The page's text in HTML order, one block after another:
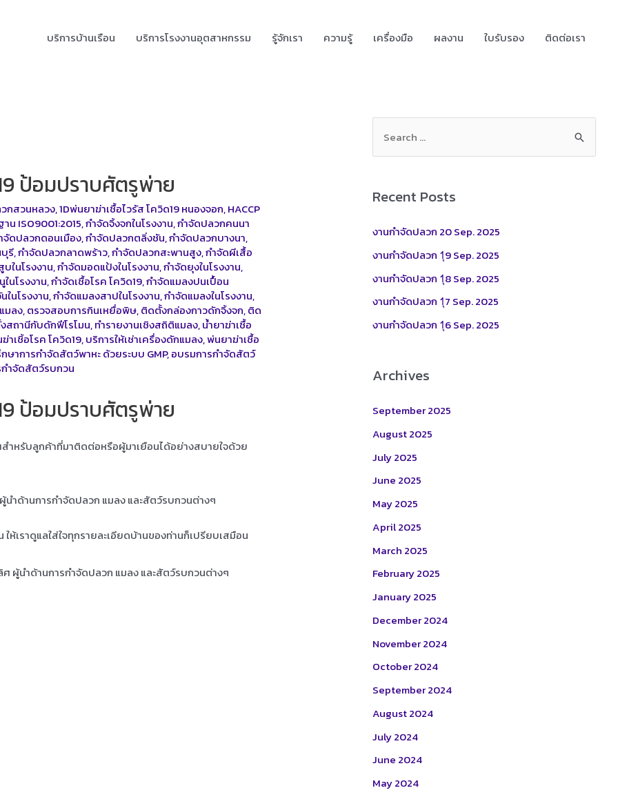
บริการบ้านเรือน บริการโรงงานอุตสาหกรรม รู้จักเรา ความรู้ เครื่องมือ ผลงาน ใบรับรอง ติดต่อเรา
ป้อมปราบศัตรูพ่าย
กสวนหลวง,1Dพ่นยาฆ่าเชื้อไวรัส โควิด19 หนองจอก,HACCP
น ISO9001:2015,กำจัดจิ้งจกในโรงงาน,กำจัดปลวกคนนา
จัดปลวกดอนเมือง,กำจัดปลวกตลิ่งชัน,กำจัดปลวกบางนา,
รี,กำจัดปลวกลาดพร้าว,กำจัดปลวกสะพานสูง,กำจัดผีเสื้อ
ในโรงงาน,กำจัดมอดแป้งในโรงงาน,กำจัดยุงในโรงงาน,
นโรงงาน,กำจัดเชื้อโรค โควิด19,กำจัดแมลงปนเปื้อน
ในโรงงาน,กำจัดแมลงสาปในโรงงาน,กำจัดแมลงในโรงงาน,
มลง,ตรวจสอบการกินเหยื่อพิษ,ติดตั้งกล่องกาวดักจิ้งจก,ติด
สถานีกับดักฟีโรโมน,ทำรายงานเชิงสถิติแมลง,น้ำยาฆ่าเชื้อ
าเชิ้อโรค โควิด19,บริการให้เช่าเครื่องดักแมลง,พ่นยาฆ่าเชื้อ
ษาการกำจัดสัตว์พาหะ ด้วยระบบ GMP,อบรมการกำจัดสัตว์
ำจัดสัตว์รบกวน
ป้อมปราบศัตรูพ่าย
ำหรับลูกค้าที่มาติดต่อหรือผู้มาเยือนได้อย่างสบายใจด้วย
ผู้นำด้านการกำจัดปลวก แมลง และสัตว์รบกวนต่างๆ
เราดูแลใส่ใจทุกรายละเอียดบ้านของท่านก็เปรียบเสมือน
ศ ผู้นำด้านการกำจัดปลวก แมลง และสัตว์รบกวนต่างๆ
r
h
f
Recent Posts
งานกำจัดปลวก 20 Sep. 2025
งานกำจัดปลวก 1ุ9 Sep. 2025
งานกำจัดปลวก 1ุ8 Sep. 2025
งานกำจัดปลวก 1ุ7 Sep. 2025
งานกำจัดปลวก 1ุ6 Sep. 2025
Archives
September 2025
August 2025
July 2025
June 2025
May 2025
April 2025
March 2025
February 2025
January 2025
December 2024
November 2024
October 2024
September 2024
August 2024
July 2024
June 2024
May 2024